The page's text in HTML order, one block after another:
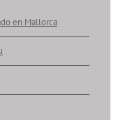
en Mallorca